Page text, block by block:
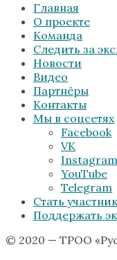
Главная
О проекте
Команда
Следить за
Новости
Видео
Партнёры
Контакты
Мы в соцсетях
Facebook
VK
Instagram
YouTube
Telegram
Стать
Поддержать
© 2020 — ТРОО